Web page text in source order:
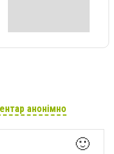
анонімно
🙂